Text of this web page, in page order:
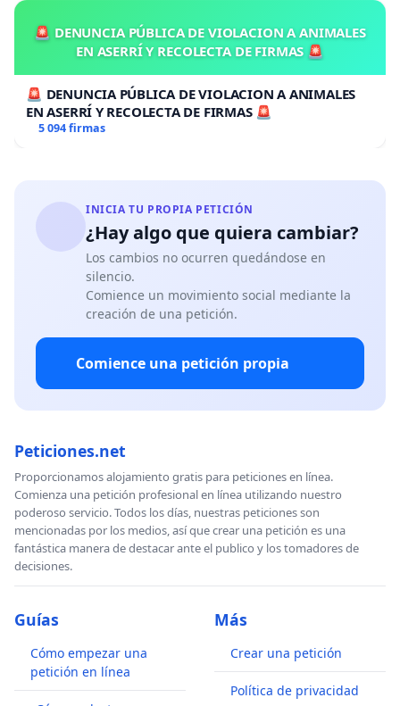
🚨 DENUNCIA PÚBLICA DE VIOLACION A ANIMALES
EN ASERRÍ Y RECOLECTA DE FIRMAS 🚨
🚨 DENUNCIA PÚBLICA DE VIOLACION A ANIMALES
EN ASERRÍ Y RECOLECTA DE FIRMAS 🚨
5 094 firmas
INICIA TU PROPIA PETICIÓN
¿Hay algo que quiera cambiar?
Los cambios no ocurren quedándose en
silencio.
Comience un movimiento social mediante la
creación de una petición.
Comience una petición propia
Peticiones.net
Proporcionamos alojamiento gratis para peticiones en línea.
Comienza una petición profesional en línea utilizando nuestro
poderoso servicio. Todos los días, nuestras peticiones son
mencionadas por los medios, así que crear una petición es una
fantástica manera de destacar ante el publico y los tomadores de
decisiones.
Guías
Cómo empezar una
petición en línea
Más
Crear una petición
Política de privacidad